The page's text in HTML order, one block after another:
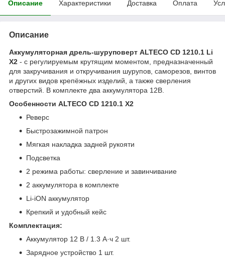
Описание Характеристики Доставка Оплата
Описание
Аккумуляторная дрель-шуруповерт ALTECO CD 1210.1 Li
X2 - с регулируемым крутящим моментом, предназначенный
для закручивания и откручивания шурупов, саморезов, винтов
и других видов крепёжных изделий, а также сверления
отверстий. В комплекте два аккумулятора 12В.
Особенности ALTECO CD 1210.1 X2
Реверс
Быстрозажимной патрон
Мягкая накладка задней рукояти
Подсветка
2 режима работы: сверление и завинчивание
2 аккумулятора в комплекте
Li-iON аккумулятор
Крепкий и удобный кейс
Комплектация:
Аккумулятор 12 В / 1.3 А·ч 2 шт.
Зарядное устройство 1 шт.